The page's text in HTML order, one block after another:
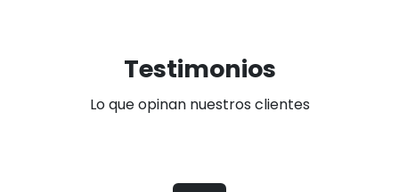
Testimonios
Lo que opinan nuestros clientes